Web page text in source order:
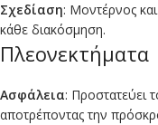
Σχεδίαση: Μοντέρνος
κάθε διακόσμηση.
Πλεονεκτήματα
Ασφάλεια: Προστατεύει
αποτρέποντας την